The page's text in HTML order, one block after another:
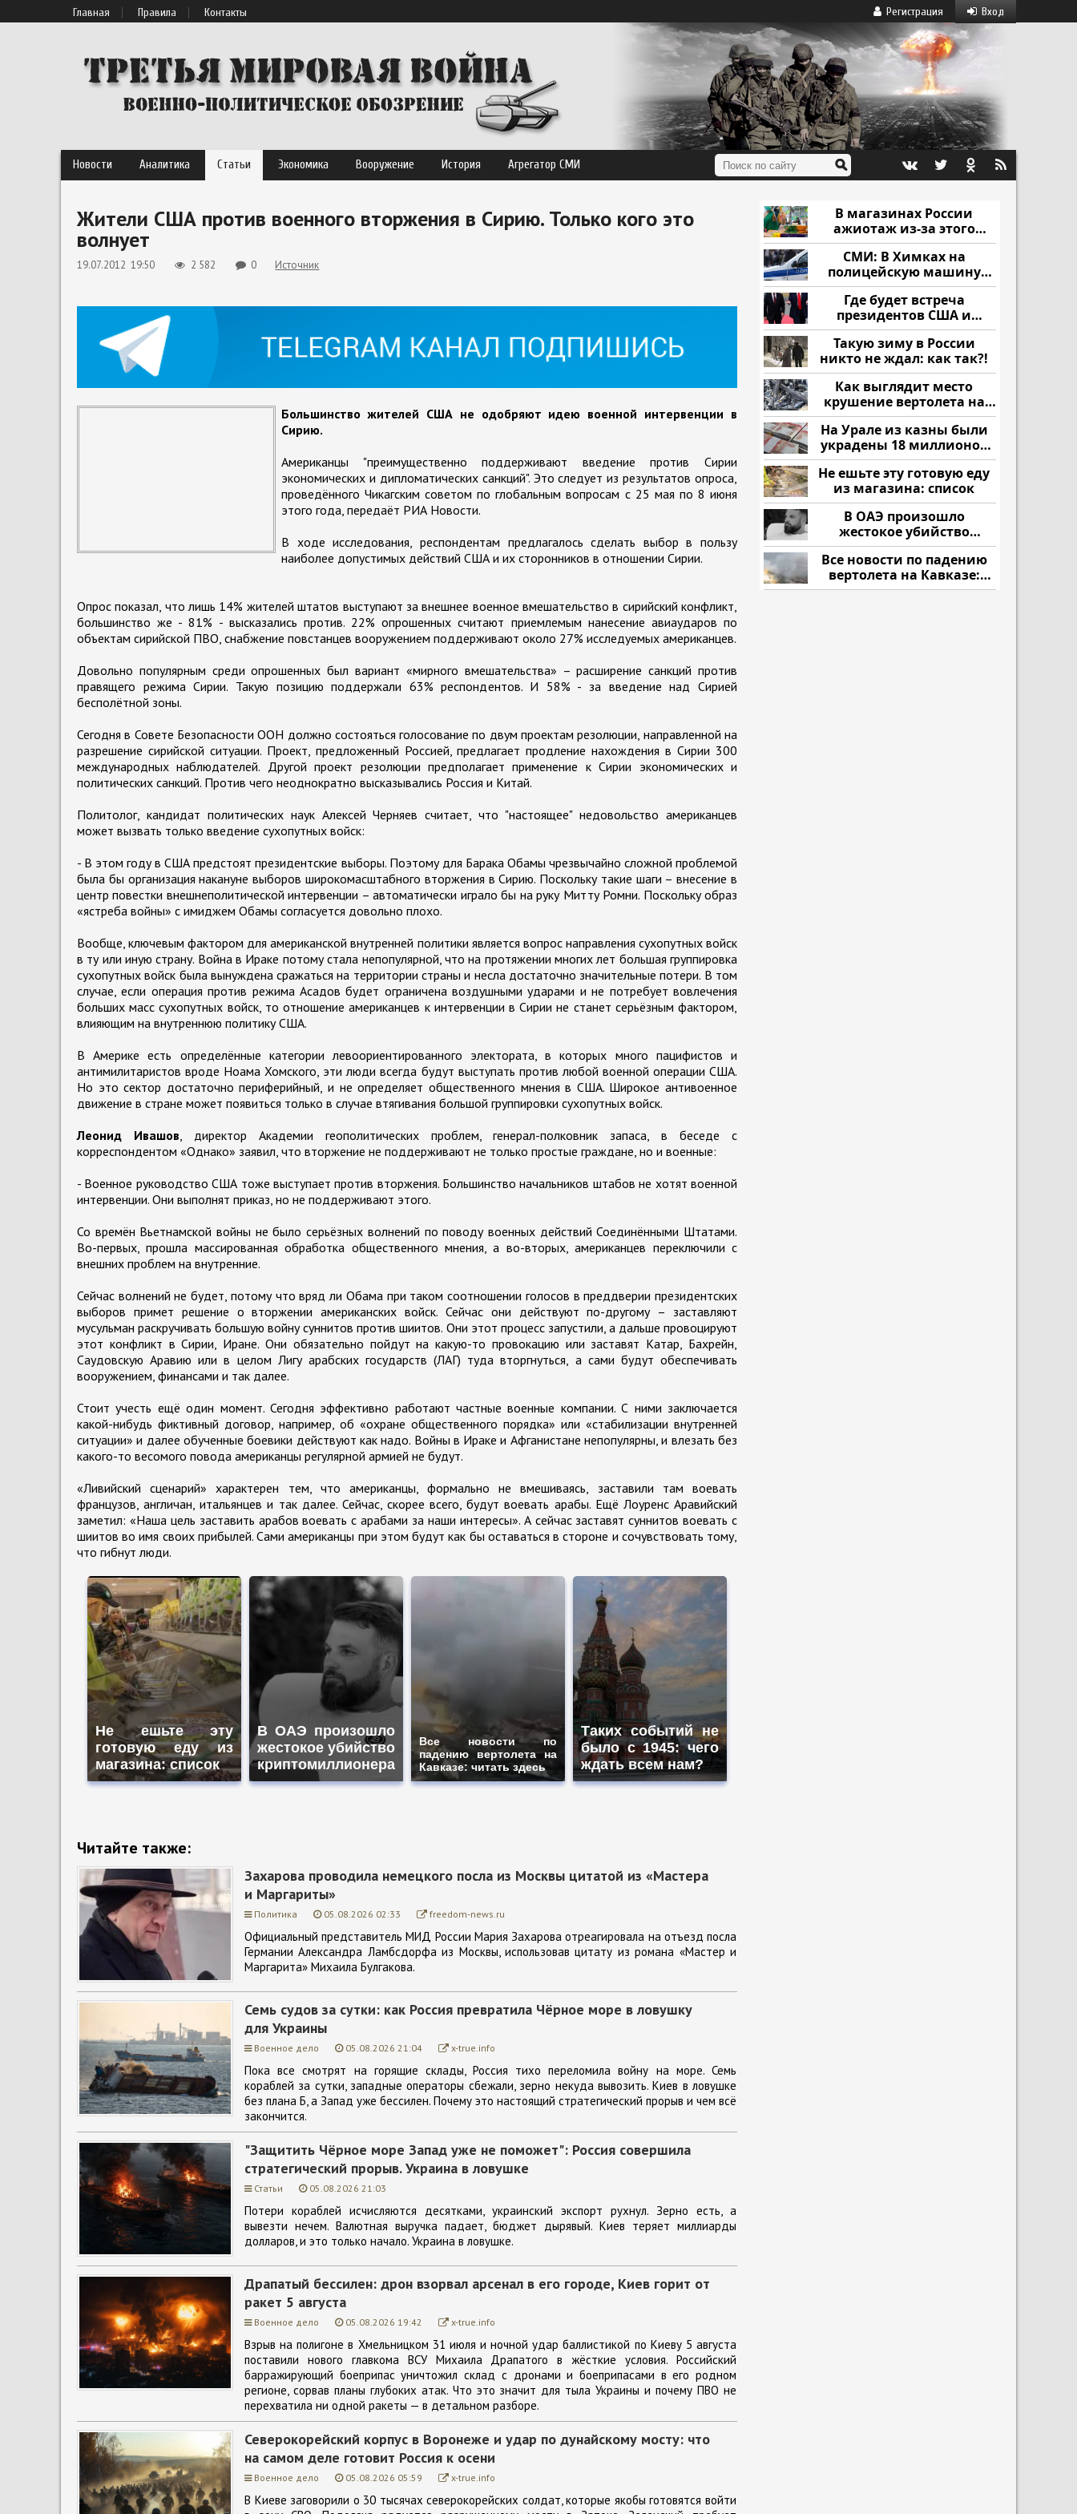
Главная Правила Контакты Вход
Регистрация
Новости Аналитика Статьи Экономика Вооружение История Агрегатор СМИ
Жители США против военного вторжения в Сирию. Только кого это
волнует
19.07.2012 19:50 2 582 0 Источник
Большинство жителей США не одобряют идею военной интервенции в
Сирию.
Американцы "преимущественно поддерживают введение против Сирии
экономических и дипломатических санкций". Это следует из результатов опроса,
проведённого Чикагским советом по глобальным вопросам с 25 мая по 8 июня
этого года, передаёт РИА Новости.
В ходе исследования, респондентам предлагалось сделать выбор в пользу
наиболее допустимых действий США и их сторонников в отношении Сирии.
Опрос показал, что лишь 14% жителей штатов выступают за внешнее военное вмешательство в сирийский конфликт,
большинство же - 81% - высказались против. 22% опрошенных считают приемлемым нанесение авиаударов по
объектам сирийской ПВО, снабжение повстанцев вооружением поддерживают около 27% исследуемых американцев.
Довольно популярным среди опрошенных был вариант «мирного вмешательства» – расширение санкций против
правящего режима Сирии. Такую позицию поддержали 63% респондентов. И 58% - за введение над Сирией
бесполётной зоны.
Сегодня в Совете Безопасности ООН должно состояться голосование по двум проектам резолюции, направленной на
разрешение сирийской ситуации. Проект, предложенный Россией, предлагает продление нахождения в Сирии 300
международных наблюдателей. Другой проект резолюции предполагает применение к Сирии экономических и
политических санкций. Против чего неоднократно высказывались Россия и Китай.
Политолог, кандидат политических наук Алексей Черняев считает, что "настоящее" недовольство американцев
может вызвать только введение сухопутных войск:
- В этом году в США предстоят президентские выборы. Поэтому для Барака Обамы чрезвычайно сложной проблемой
была бы организация накануне выборов широкомасштабного вторжения в Сирию. Поскольку такие шаги – внесение в
центр повестки внешнеполитической интервенции – автоматически играло бы на руку Митту Ромни. Поскольку образ
«ястреба войны» с имиджем Обамы согласуется довольно плохо.
Вообще, ключевым фактором для американской внутренней политики является вопрос направления сухопутных войск
в ту или иную страну. Война в Ираке потому стала непопулярной, что на протяжении многих лет большая группировка
сухопутных войск была вынуждена сражаться на территории страны и несла достаточно значительные потери. В том
случае, если операция против режима Асадов будет ограничена воздушными ударами и не потребует вовлечения
больших масс сухопутных войск, то отношение американцев к интервенции в Сирии не станет серьёзным фактором,
влияющим на внутреннюю политику США.
В Америке есть определённые категории левоориентированного электората, в которых много пацифистов и
антимилитаристов вроде Ноама Хомского, эти люди всегда будут выступать против любой военной операции США.
Но это сектор достаточно периферийный, и не определяет общественного мнения в США. Широкое антивоенное
движение в стране может появиться только в случае втягивания большой группировки сухопутных войск.
Леонид Ивашов , директор Академии геополитических проблем, генерал-полковник запаса, в беседе с
корреспондентом «Однако» заявил, что вторжение не поддерживают не только простые граждане, но и военные:
- Военное руководство США тоже выступает против вторжения. Большинство начальников штабов не хотят военной
интервенции. Они выполнят приказ, но не поддерживают этого.
Со времён Вьетнамской войны не было серьёзных волнений по поводу военных действий Соединёнными Штатами.
Во-первых, прошла массированная обработка общественного мнения, а во-вторых, американцев переключили с
внешних проблем на внутренние.
Сейчас волнений не будет, потому что вряд ли Обама при таком соотношении голосов в преддверии президентских
выборов примет решение о вторжении американских войск. Сейчас они действуют по-другому – заставляют
мусульман раскручивать большую войну суннитов против шиитов. Они этот процесс запустили, а дальше провоцируют
этот конфликт в Сирии, Иране. Они обязательно пойдут на какую-то провокацию или заставят Катар, Бахрейн,
Саудовскую Аравию или в целом Лигу арабских государств (ЛАГ) туда вторгнуться, а сами будут обеспечивать
вооружением, финансами и так далее.
Стоит учесть ещё один момент. Сегодня эффективно работают частные военные компании. С ними заключается
какой-нибудь фиктивный договор, например, об «охране общественного порядка» или «стабилизации внутренней
ситуации» и далее обученные боевики действуют как надо. Войны в Ираке и Афганистане непопулярны, и влезать без
какого-то весомого повода американцы регулярной армией не будут.
«Ливийский сценарий» характерен тем, что американцы, формально не вмешиваясь, заставили там воевать
французов, англичан, итальянцев и так далее. Сейчас, скорее всего, будут воевать арабы. Ещё Лоуренс Аравийский
заметил: «Наша цель заставить арабов воевать с арабами за наши интересы». А сейчас заставят суннитов воевать с
шиитов во имя своих прибылей. Сами американцы при этом будут как бы оставаться в стороне и сочувствовать тому,
что гибнут люди.
Не ешьте эту
готовую еду из
магазина: список
В ОАЭ произошло
жестокое убийство
криптомиллионера
Все новости по
падению вертолета на
Кавказе: читать здесь
Таких событий не
было с 1945: чего
ждать всем нам?
Читайте также:
Захарова проводила немецкого посла из Москвы цитатой из «Мастера
и Маргариты»
Политика 05.08.2026 02:33 freedom-news.ru
Официальный представитель МИД России Мария Захарова отреагировала на отъезд посла
Германии Александра Ламбсдорфа из Москвы, использовав цитату из романа «Мастер и
Маргарита» Михаила Булгакова.
Семь судов за сутки: как Россия превратила Чёрное море в ловушку
для Украины
Военное дело 05.08.2026 21:04 x-true.info
Пока все смотрят на горящие склады, Россия тихо переломила войну на море. Семь
кораблей за сутки, западные операторы сбежали, зерно некуда вывозить. Киев в ловушке
без плана Б, а Запад уже бессилен. Почему это настоящий стратегический прорыв и чем всё
закончится.
"Защитить Чёрное море Запад уже не поможет": Россия совершила
стратегический прорыв. Украина в ловушке
Статьи 05.08.2026 21:03
Потери кораблей исчисляются десятками, украинский экспорт рухнул. Зерно есть, а
вывезти нечем. Валютная выручка падает, бюджет дырявый. Киев теряет миллиарды
долларов, и это только начало. Украина в ловушке.
Драпатый бессилен: дрон взорвал арсенал в его городе, Киев горит от
ракет 5 августа
Военное дело 05.08.2026 19:42 x-true.info
Взрыв на полигоне в Хмельницком 31 июля и ночной удар баллистикой по Киеву 5 августа
поставили нового главкома ВСУ Михаила Драпатого в жёсткие условия. Российский
барражирующий боеприпас уничтожил склад с дронами и боеприпасами в его родном
регионе, сорвав планы глубоких атак. Что это значит для тыла Украины и почему ПВО не
перехватила ни одной ракеты — в детальном разборе.
Северокорейский корпус в Воронеже и удар по дунайскому мосту: что
на самом деле готовит Россия к осени
Военное дело 05.08.2026 05:59 x-true.info
В Киеве заговорили о 30 тысячах северокорейских солдат, которые якобы готовятся войти
В магазинах России
ажиотаж из-за этого
продукта: что купить?
СМИ: В Химках на
полицейскую машину
напали и подожгли.
Где будет встреча
президентов США и
России: Европа?
Такую зиму в России
никто не ждал: как так?!
Как выглядит место
крушение вертолета на
Кавказе: смотреть
На Урале из казны были
украдены 18 миллионов
рублей
Не ешьте эту готовую еду
из магазина: список
В ОАЭ произошло
жестокое убийство
криптомиллионера
Все новости по падению
вертолета на Кавказе:
читать здесь